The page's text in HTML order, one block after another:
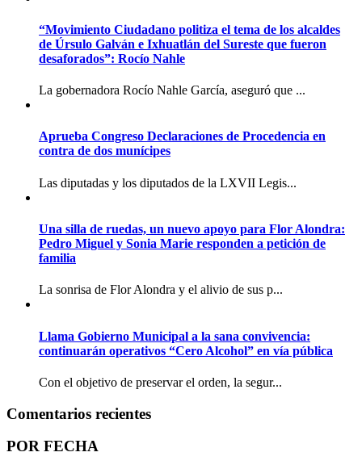
“Movimiento Ciudadano politiza el tema de los alcaldes
de Úrsulo Galván e Ixhuatlán del Sureste que fueron
desaforados”: Rocío Nahle
La gobernadora Rocío Nahle García, aseguró que ...
Aprueba Congreso Declaraciones de Procedencia en
contra de dos munícipes
Las diputadas y los diputados de la LXVII Legis...
Una silla de ruedas, un nuevo apoyo para Flor Alondra:
Pedro Miguel y Sonia Marie responden a petición de
familia
La sonrisa de Flor Alondra y el alivio de sus p...
Llama Gobierno Municipal a la sana convivencia:
continuarán operativos “Cero Alcohol” en vía pública
Con el objetivo de preservar el orden, la segur...
Comentarios recientes
POR FECHA